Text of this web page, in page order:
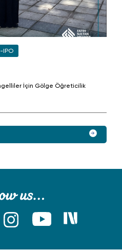
IPO
İçin Gölge Öğreticilik